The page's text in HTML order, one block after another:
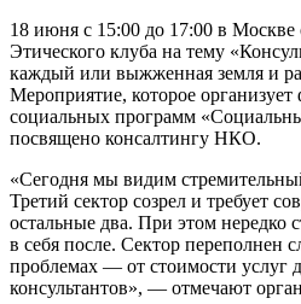
18 июня с 15:00 до 17:00 в Москве
Этического клуба на тему
каждый или выжженная земля и
Мероприятие, которое
социальных программ
посвящено консалтингу НКО.
«Сегодня мы видим
Третий сектор созрел и требует
остальные два. При этом нередко
в себя после. Сектор переполнен
проблемах — от стоимости услуг
консультантов», — отмечают